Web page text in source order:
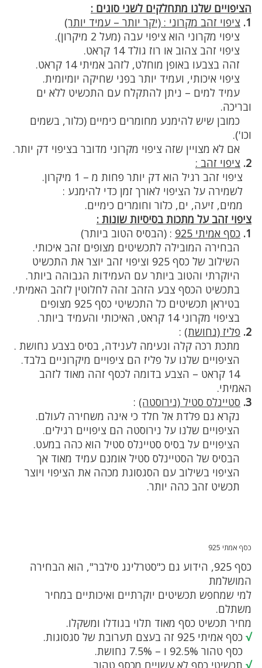
הציפויים שלנו מתחלקים לשני סוגים :
1. ציפוי זהב מקרוני : (יקר יותר – עמיד יותר)
ציפוי מקרוני הוא ציפוי עבה (מעל 2 מיקרון).
ציפוי זהב צהוב או רוז גולד 14 קראט.
זהה בצבעו באופן מוחלט, לזהב אמיתי 14 קראט.
ציפוי איכותי, ועמיד יותר בפני שחיקה יומיומית.
עמיד למים – ניתן להתקלח עם התכשיט ללא ים
ובריכה.
כמובן שיש להימנע מחומרים כימיים (כלור, בשמים
וכו').
אם לא מצויין שזה ציפוי מקרוני מדובר בציפוי דק יותר.
2. ציפוי זהב :
ציפוי זהב רגיל הוא דק יותר פחות מ – 1 מיקרון.
לשמירה על הציפוי לאורך זמן כדי להימנע :
ממים, זיעה, ים, כלור וחומרים כימיים.
ציפוי זהב על מתכות בסיסיות שונות :
1. כסף אמיתי 925 : (הבסיס הטוב ביותר)
הבחירה המובילה לתכשיטים מצופים זהב איכותי.
השילוב של כסף 925 וציפוי זהב יוצר את התכשיט
היוקרתי והטוב ביותר עם העמידות הגבוהה ביותר.
בתכשיט הכסף צבע הזהב זהה לחלוטין לזהב האמיתי.
בטיראן תכשיטים כל התכשיטי כסף 925 מצופים
בציפוי מקרוני 14 קראט, האיכותי והעמיד ביותר.
2. פליז (נחושת) :
מתכת רכה קלה ונעימה לענידה, בסיס בצבע נחושת .
הציפויים שלנו על פליז הם ציפויים מיקרוניים בלבד.
14 קראט – הצבע בדומה לכסף זהה מאוד לזהב
האמיתי.
3. סטיינלס סטיל (נירוסטה) :
נקרא גם פלדת אל חלד כי אינה משחירה לעולם.
הציפויים שלנו על נירוסטה הם ציפויים רגילים.
הציפויים על בסיס סטיינלס סטיל הוא כהה במעט.
הבסיס של הסטיינלס סטיל אומנם עמיד מאוד אך
הציפוי בשילוב עם הסגסוגת מכהה את הציפוי ויוצר
תכשיט זהב כהה יותר.
כסף אמתי 925
כסף 925, הידוע גם כ"סטרלינג סילבר", הוא הבחירה
המושלמת
למי שמחפש תכשיטים יוקרתיים ואיכותיים במחיר
משתלם.
מחיר תכשיט כסף מאוד תלוי בגודלו ומשקלו.
√ כסף אמיתי 925 זה בעצם תערובת של סגסוגות.
כסף טהור 92.5% ו – 7.5% נחושת.
√ תכשיטי כסף לא עשויים מכסף טהור,